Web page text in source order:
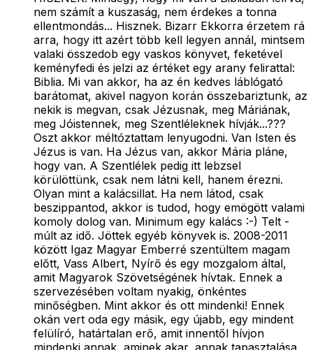
nem számít a kuszaság, nem érdekes a tonna
ellentmondás... Hisznek. Bizarr Ekkorra érzetem rá
arra, hogy itt azért több kell legyen annál, mintsem
valaki összedob egy vaskos könyvet, feketével
keményfedi és jelzi az értéket egy arany felirattal:
Biblia. Mi van akkor, ha az én kedves láblógató
barátomat, akivel nagyon korán összebariztunk, az
nekik is megvan, csak Jézusnak, meg Máriának,
meg Jóistennek, meg Szentléleknek hívják...???
Oszt akkor méltóztattam lenyugodni. Van Isten és
Jézus is van. Ha Jézus van, akkor Mária pláne,
hogy van. A Szentlélek pedig itt lebzsel
körülöttünk, csak nem látni kell, hanem érezni.
Olyan mint a kalácsillat. Ha nem látod, csak
beszippantod, akkor is tudod, hogy emögött valami
komoly dolog van. Minimum egy kalács :-) Telt -
múlt az idő. Jöttek egyéb könyvek is. 2008-2011
között Igaz Magyar Emberré szentültem magam
előtt, Vass Albert, Nyírő és egy mozgalom által,
amit Magyarok Szövetségének hívtak. Ennek a
szervezésében voltam nyakig, önkéntes
minőségben. Mint akkor és ott mindenki! Ennek
okán vert oda egy másik, egy újabb, egy mindent
felülíró, határtalan erő, amit innentől hívjon